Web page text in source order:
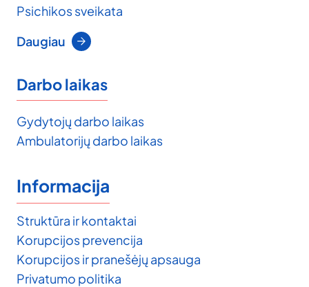
Psichikos sveikata
Daugiau
Darbo laikas
Gydytojų darbo laikas
Ambulatorijų darbo laikas
Informacija
Struktūra ir kontaktai
Korupcijos prevencija
Korupcijos ir pranešėjų apsauga
Privatumo politika